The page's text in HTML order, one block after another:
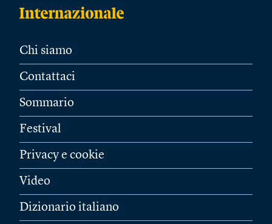
Chi siamo
Contattaci
Sommario
Festival
Privacy e cookie
Video
Dizionario italiano